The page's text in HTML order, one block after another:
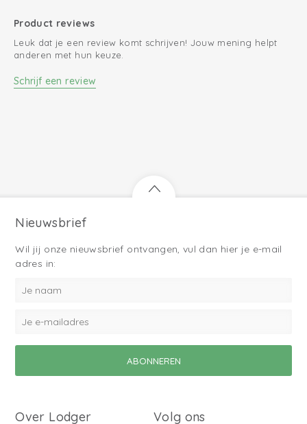
Product reviews
Leuk dat je een review komt schrijven! Jouw mening helpt
anderen met hun keuze.
Schrijf een review
Nieuwsbrief
Wil jij onze nieuwsbrief ontvangen, vul dan hier je e-mail
adres in:
Over Lodger Volg ons